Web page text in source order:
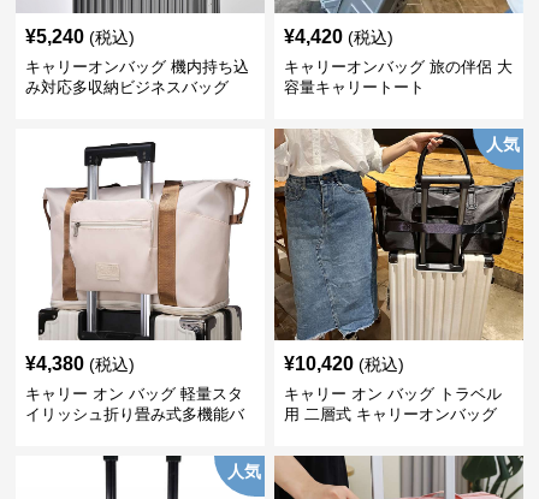
¥5,240 (税込)
キャリーオンバッグ 機内持ち込
み対応多収納ビジネスバッグ
¥4,420 (税込)
キャリーオンバッグ 旅の伴侶 大
容量キャリートート
¥4,380 (税込)
キャリー オン バッグ 軽量スタ
イリッシュ折り畳み式多機能バ
人気
¥10,420 (税込)
キャリー オン バッグ トラベル
用 二層式 キャリーオンバッグ
人気